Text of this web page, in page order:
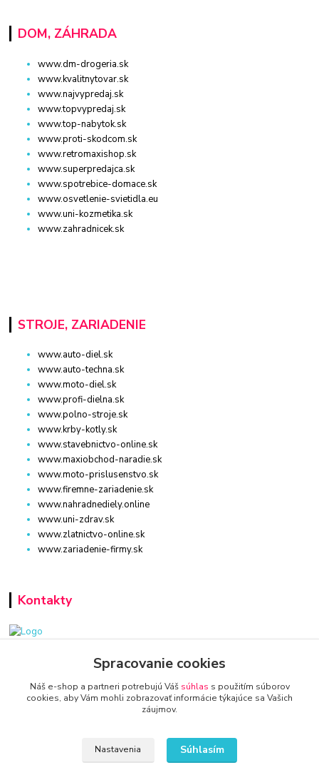
DOM, ZÁHRADA
www.dm-drogeria.sk
www.kvalitnytovar.sk
www.najvypredaj.sk
www.topvypredaj.sk
www.top-nabytok.sk
www.proti-skodcom.sk
www.retromaxishop.sk
www.superpredajca.sk
www.spotrebice-domace.sk
www.osvetlenie-svietidla.eu
www.uni-kozmetika.sk
www.zahradnicek.sk
STROJE, ZARIADENIE
www.auto-diel.sk
www.auto-techna.sk
www.moto-diel.sk
www.profi-dielna.sk
www.polno-stroje.sk
www.krby-kotly.sk
www.stavebnictvo-online.sk
www.maxiobchod-naradie.sk
www.moto-prislusenstvo.sk
www.firemne-zariadenie.sk
www.nahradnediely.online
www.uni-zdrav.sk
www.zlatnictvo-online.sk
www.zariadenie-firmy.sk
Kontakty
www.zariadenie-firmy.sk
+421 940 949 000
Spracovanie cookies
Náš e-shop a partneri potrebujú Váš súhlas s použitím súborov
cookies, aby Vám mohli zobrazovať informácie týkajúce sa Vašich
záujmov.
Nastavenia Súhlasím